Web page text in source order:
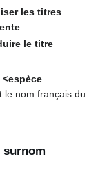
les titres
.
le titre
<espèce
le nom français du
surnom